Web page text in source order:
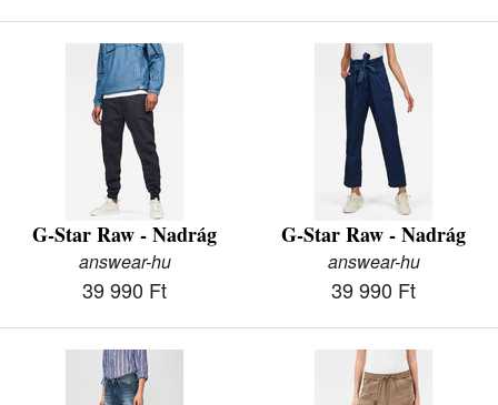
G-Star Raw - Nadrág
answear-hu
39 990 Ft
G-Star Raw - Nadrág
answear-hu
39 990 Ft